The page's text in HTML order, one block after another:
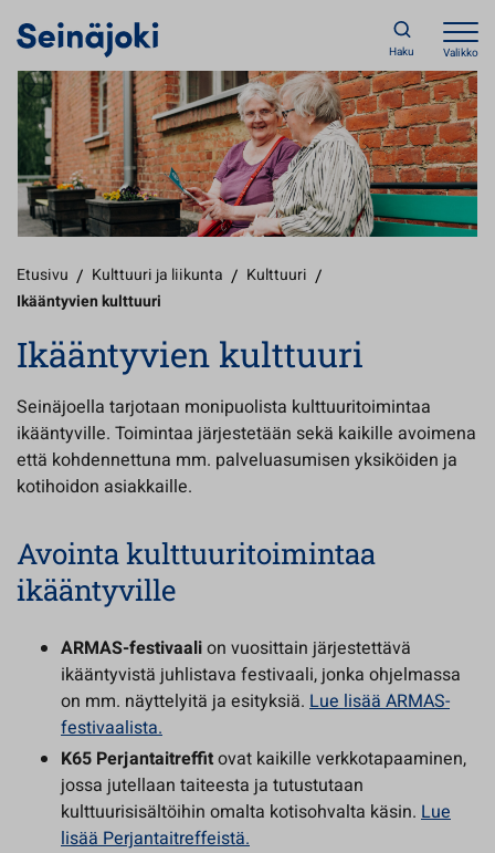
Haku Valikko
Etusivu / Kulttuuri ja liikunta / Kulttuuri /
Ikääntyvien kulttuuri
Ikääntyvien kulttuuri
Seinäjoella tarjotaan monipuolista kulttuuritoimintaa
ikääntyville. Toimintaa järjestetään sekä kaikille avoimena
että kohdennettuna mm. palveluasumisen yksiköiden ja
kotihoidon asiakkaille.
Avointa kulttuuritoimintaa
ikääntyville
ARMAS-festivaalion vuosittain järjestettävä
ikääntyvistä juhlistava festivaali, jonka ohjelmassa
on mm. näyttelyitä ja esityksiä. Lue lisää ARMAS-
festivaalista.
K65 Perjantaitreffitovat kaikille verkkotapaaminen,
jossa jutellaan taiteesta ja tutustutaan
kulttuurisisältöihin omalta kotisohvalta käsin. Lue
lisää Perjantaitreffeistä.